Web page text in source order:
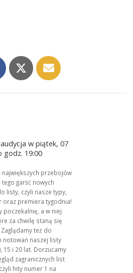
w piątek, 07
godz. 19:00
największych przebojów
garść nowych
listy, czyli nasze typy,
oraz premiera tygodnia!
poczekalnię, a w niej
za chwilę staną się
też do
notowań naszej listy
15 i 20 lat. Dorzucamy
zagranicznych list
hity numer 1 na